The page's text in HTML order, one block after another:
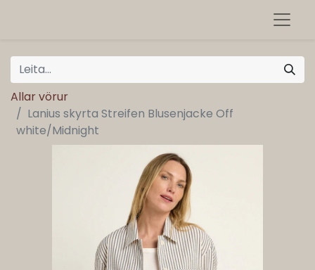
Allar vörur
Lanius skyrta Streifen Blusenjacke Off
white/Midnight